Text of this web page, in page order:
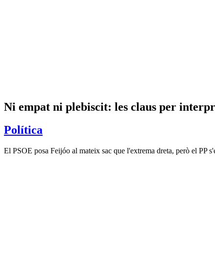
Ni empat ni plebiscit: les claus per
Política
El PSOE posa Feijóo al mateix sac que l'extrema dreta, però el PP